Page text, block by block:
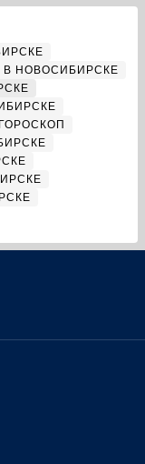
В НОВОСИБИРСКЕ
ГОРОСКОП